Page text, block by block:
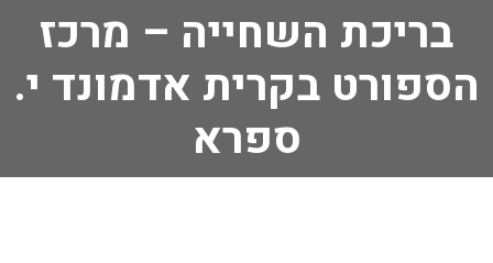
בריכת השחייה – מרכז
הספורט בקרית אדמונד י.
ספרא